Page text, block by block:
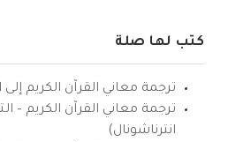
كتب لها صلة
ترجمة معاني القرآن الكريم إلى
ترجمة معاني القرآن الكريم –
انترناشونال)